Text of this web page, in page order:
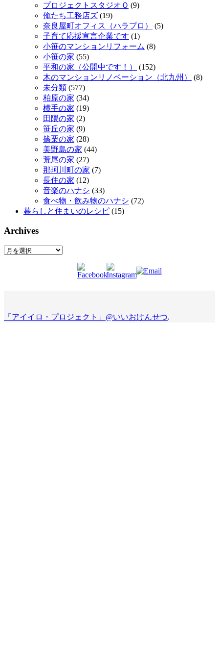
プロジェクトスタジオＱ (9)
俺たち工務店ズ (19)
奈良屋町オフィス（ハラプロ）
(5)
子育て応援宣言企業です (1)
小笹のマンションリフォーム (8)
小笹の家 (55)
平和の家（公開中です！）
(152)
木のマンションリノベーション（北九州）
(8)
未分類 (577)
柏原の家 (34)
横手の家 (19)
田隈の家 (2)
笹丘の家 (9)
篠栗の家 (28)
美野島の家 (44)
荒尾の家 (27)
那珂川町の家 (7)
長住の家 (12)
音楽のハナシ (33)
食べ物・飲み物のハナシ (72)
暮らしと住まいのレシピ (15)
Archives
Archives
「アイイロ・プロジェクト」@いいおけんせつ.